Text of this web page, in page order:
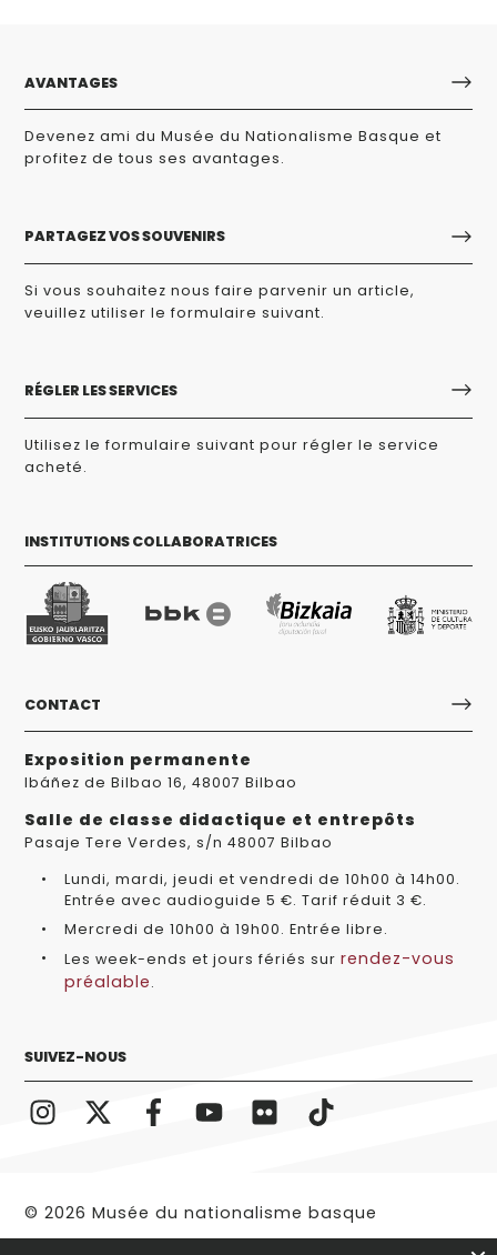
AVANTAGES
Devenez ami du Musée du Nationalisme Basque et
profitez de tous ses avantages.
PARTAGEZ VOS SOUVENIRS
Si vous souhaitez nous faire parvenir un article,
veuillez utiliser le formulaire suivant.
RÉGLER LES SERVICES
Utilisez le formulaire suivant pour régler le service
acheté.
INSTITUTIONS COLLABORATRICES
CONTACT
Exposition permanente
Ibáñez de Bilbao 16, 48007 Bilbao
Salle de classe didactique et entrepôts
Pasaje Tere Verdes, s/n 48007 Bilbao
Lundi, mardi, jeudi et vendredi de 10h00 à 14h00.
Entrée avec audioguide 5 €. Tarif réduit 3 €.
Mercredi de 10h00 à 19h00. Entrée libre.
Les week-ends et jours fériés sur rendez-vous
préalable.
SUIVEZ-NOUS
© 2026 Musée du nationalisme basque